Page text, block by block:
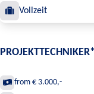
Vollzeit
from € 3.000,-